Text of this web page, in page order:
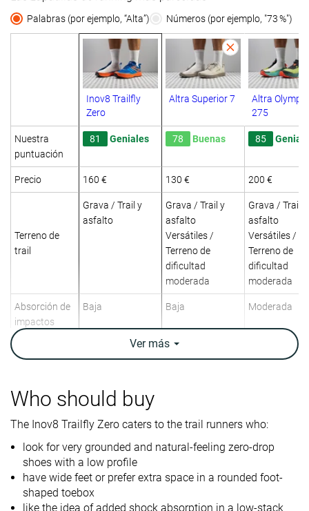
Palabras (por ejemplo, “Alta”) Números (por ejemplo, "73 %")
Inov8 Trailfly
Zero
Altra Superior 7
Altra
275
Nuestra
puntuación
81 Geniales 78 Buenas 85
Precio 160 € 130 € 200 €
Terreno de
trail
Grava / Trail y
asfalto
Grava / Trail y
asfalto
Versátiles /
Terreno de
dificultad
moderada
Grava / Trail y
asfalto
Versátiles /
Terreno de
dificultad
moderada
Absorción de
impactos
Baja Baja Moderada
energía
Bajo
Tracción
laboratorio
Peso marca
Lightweight ✗
Ver más
Who should buy
The Inov8 Trailfly Zero caters to the trail runners who:
look for very grounded and natural-feeling zero-drop
shoes with a low profile
have wide feet or prefer extra space in a rounded foot-
shaped toebox
like the idea of added shock absorption in a low-stack